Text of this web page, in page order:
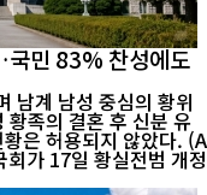
민 83% 찬성에도
남계 남성 중심의 황위
황족의 결혼 후 신분 유
은 허용되지 않았다. (A